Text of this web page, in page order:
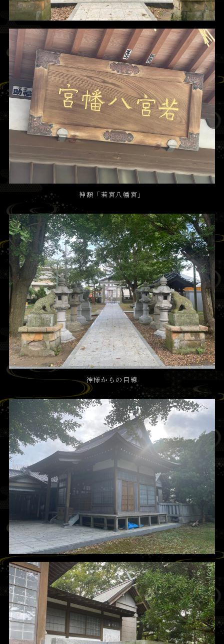
神額「若宮八幡宮」
神様からの目線